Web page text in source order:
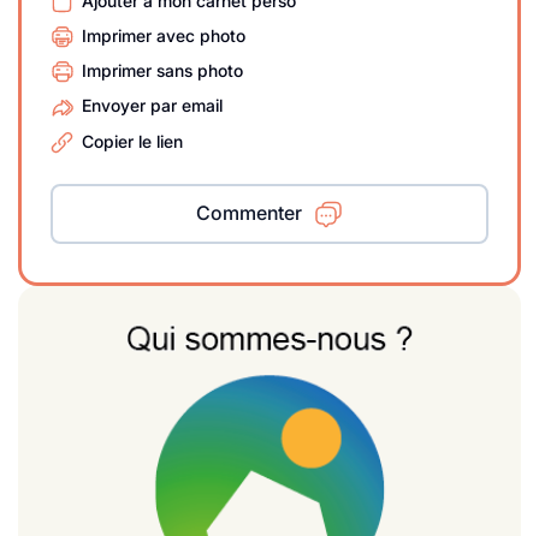
Imprimer avec photo
Imprimer sans photo
Envoyer par email
Copier le lien
Commenter